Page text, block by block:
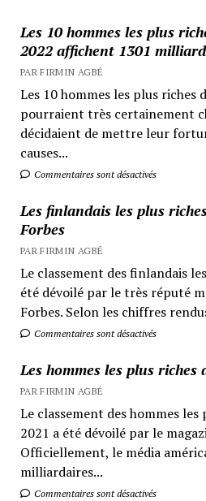
Les 10 hommes les plus
2022 affichent 1301
PAR FIRMIN AGBÉ
Les 10 hommes les plus riches
pourraient très certainement
décidaient de mettre leur
causes...
Commentaires sont désactivés
Les finlandais les plus
Forbes
PAR FIRMIN AGBÉ
Le classement des finlandais
été dévoilé par le très réputé
Forbes. Selon les chiffres
Commentaires sont désactivés
Les hommes les plus riches
PAR FIRMIN AGBÉ
Le classement des hommes les
2021 a été dévoilé par le
Officiellement, le média
milliardaires...
Commentaires sont désactivés